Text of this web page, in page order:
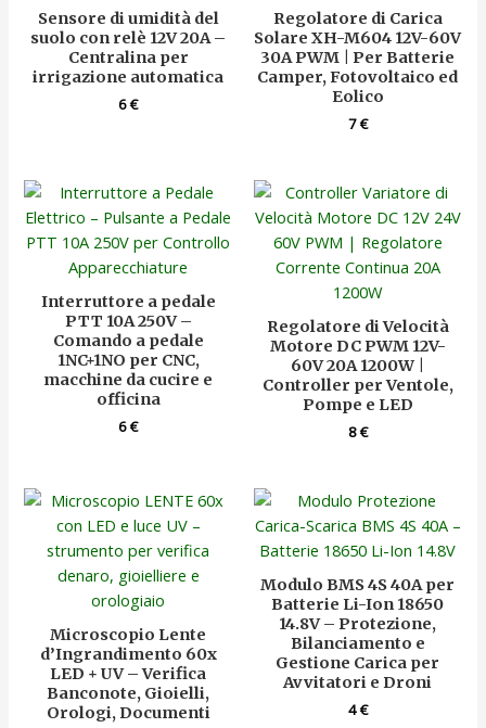
Sensore di umidità del
suolo con relè 12V 20A –
Centralina per
irrigazione automatica
6€
Regolatore di Carica
Solare XH-M604 12V-60V
30A PWM | Per Batterie
Camper, Fotovoltaico ed
Eolico
7€
Interruttore a pedale
PTT 10A 250V –
Comando a pedale
1NC+1NO per CNC,
macchine da cucire e
officina
6€
Regolatore di Velocità
Motore DC PWM 12V-
60V 20A 1200W |
Controller per Ventole,
Pompe e LED
8€
Microscopio Lente
d’Ingrandimento 60x
LED + UV – Verifica
Banconote, Gioielli,
Orologi, Documenti
Modulo BMS 4S 40A per
Batterie Li-Ion 18650
14.8V – Protezione,
Bilanciamento e
Gestione Carica per
Avvitatori e Droni
4€